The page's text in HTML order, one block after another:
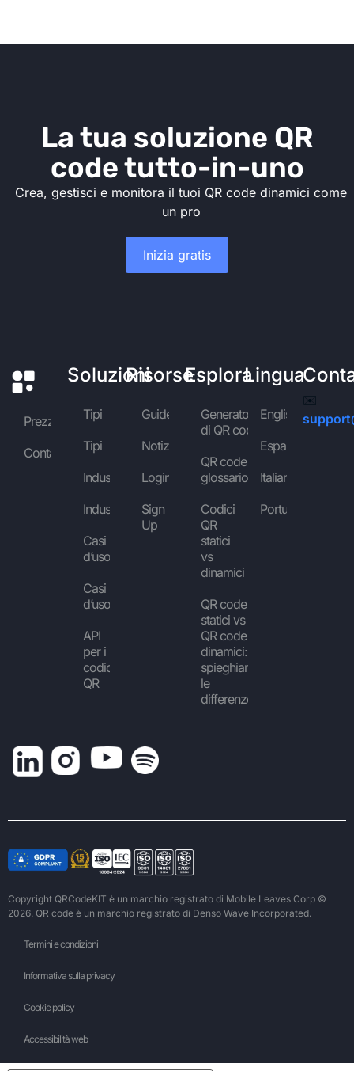
La tua soluzione QR
code tutto-in-uno
Crea, gestisci e monitora il tuoi QR code dinamici come
un pro
Inizia gratis
Prezzi
Contattaci
Soluzioni
Tipi
Tipi
Industrie
Industrie
Casi
d’uso
Casi
d’uso
API
per i
codici
QR
Risorse
Guide
Notizie
Login
Sign
Up
Esplora
Generatore
di QR code
QR code
glossario
Codici
QR
statici
vs
dinamici
QR code
statici vs
QR code
dinamici:
spieghiamo
le
differenze
Lingua
English
Español
Italiano
Português
✉️
Copyright QRCodeKIT è un marchio registrato di Mobile Leaves Corp ©
2026. QR code è un marchio registrato di Denso Wave Incorporated.
Termini e condizioni
Informativa sulla privacy
Cookie policy
Accessibilità web